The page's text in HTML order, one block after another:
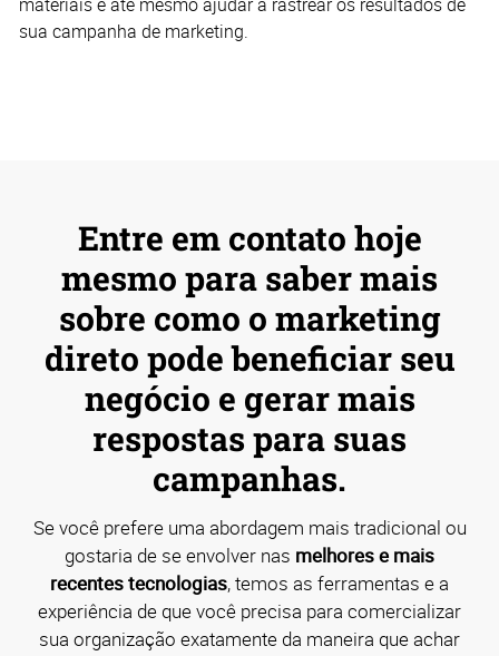
sua campanha de marketing.
Entre em contato hoje
mesmo para saber mais
sobre como o marketing
direto pode beneficiar seu
negócio e gerar mais
respostas para suas
campanhas.
Se você prefere uma abordagem mais tradicional ou
gostaria de se envolver nas melhores e mais
recentes tecnologias, temos as ferramentas e a
experiência de que você precisa para comercializar
sua organização exatamente da maneira que achar